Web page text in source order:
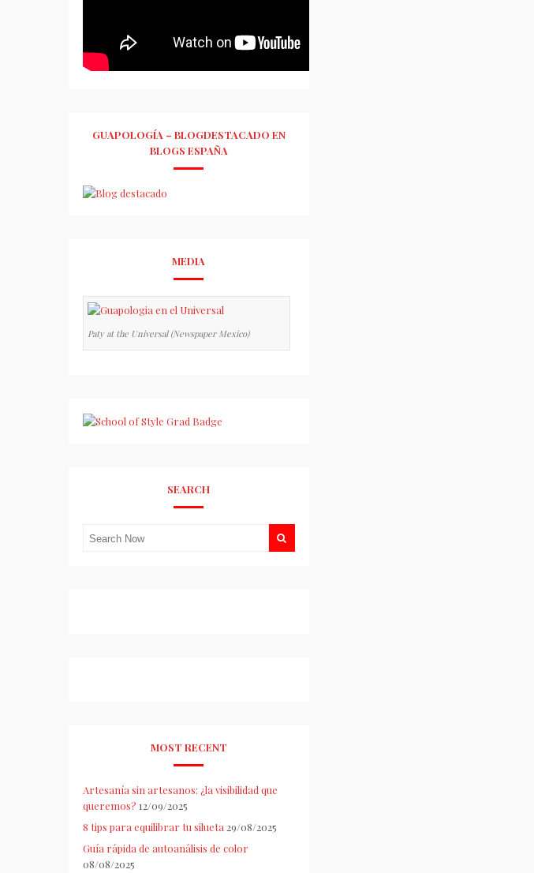
GUAPOLOGÍA – BLOGDESTACADO EN
BLOGS ESPAÑA
MEDIA
Paty at the Universal (Newspaper Mexico)
SEARCH
MOST RECENT
Artesanía sin artesanos: ¿la visibilidad que
queremos? 12/09/2025
8 tips para equilibrar tu silueta 29/08/2025
Guía rápida de autoanálisis de color
08/08/2025